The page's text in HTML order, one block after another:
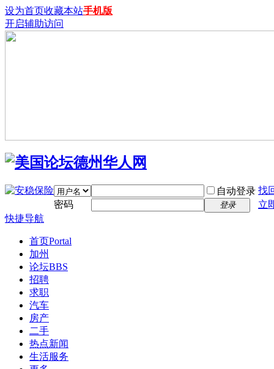
设为首页收藏本站手机版
开启辅助访问
自动登录 找
密码
登录
立
快捷导航
首页Portal
加州
论坛BBS
招聘
求职
汽车
房产
二手
热点新闻
生活服务